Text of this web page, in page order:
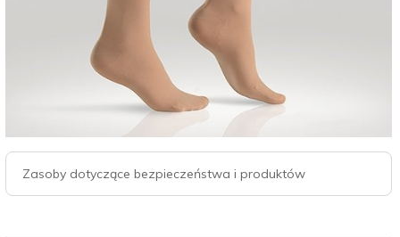
Zasoby dotyczące bezpieczeństwa i produktów